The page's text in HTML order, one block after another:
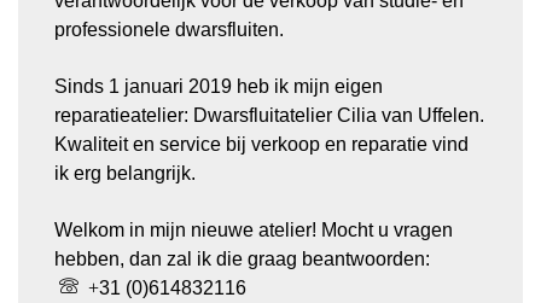
professionele dwarsfluiten.
Sinds 1 januari 2019 heb ik mijn eigen
reparatieatelier: Dwarsfluitatelier Cilia van Uffelen.
Kwaliteit en service bij verkoop en reparatie vind
ik erg belangrijk.
Welkom in mijn nieuwe atelier! Mocht u vragen
hebben, dan zal ik die graag beantwoorden:
+31 (0)614832116